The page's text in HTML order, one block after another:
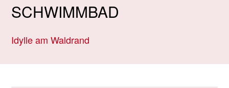
SCHWIMMBAD
Idylle am Waldrand